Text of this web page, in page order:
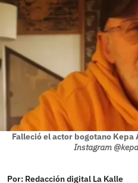
Falleció el actor bogotano Kepa
Instagram
Por: Redacción digital La Kalle